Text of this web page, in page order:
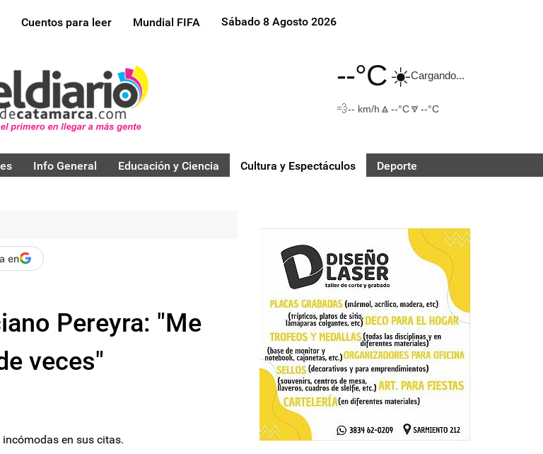
Cuentos para leer Mundial FIFA Sábado 8 Agosto 2026
--°C☀️Cargando...
💨-- km/h 🔼 --°C🔽 --°C
Info General Educación y Ciencia Cultura y Espectáculos Deporte
en
Pereyra: "Me
veces"
en sus citas.